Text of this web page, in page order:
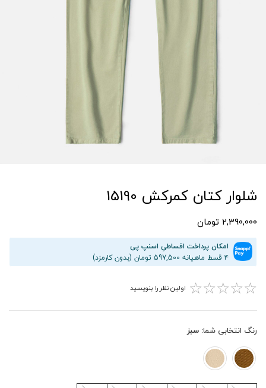
شلوار کتان کمرکش 15190
2,390,000 تومان
امکان پرداخت اقساطیِ اسنپ پی
۴ قسط ماهیانه 597,500 تومان (بدون کارمزد)
☆
☆
☆
☆
☆ اولین نظر را بنویسید
رنگ انتخابی شما: سبز